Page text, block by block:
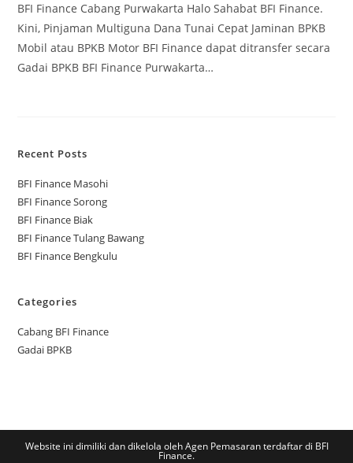
BFI Finance Cabang Purwakarta Halo Sahabat BFI Finance.
Kini, Pinjaman Multiguna Dana Tunai Cepat Jaminan BPKB
Mobil atau BPKB Motor BFI Finance dapat ditransfer secara
Gadai BPKB BFI Finance Purwakarta…
Recent Posts
BFI Finance Masohi
BFI Finance Sorong
BFI Finance Biak
BFI Finance Tulang Bawang
BFI Finance Bengkulu
Categories
Cabang BFI Finance
Gadai BPKB
Website ini dimiliki dan dikelola oleh Agen Pemasaran terdaftar di BFI
Finance.